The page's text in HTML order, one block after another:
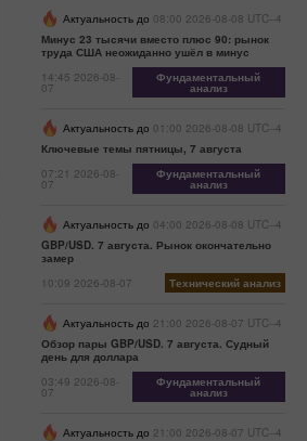
Актуальность до 08:00 2026-08-08 UTC--4
Минус 23 тысячи вместо плюс 90: рынок
труда США неожиданно ушёл в минус
14:45 2026-08-
07
Фундаментальный
анализ
Актуальность до 01:00 2026-08-08 UTC--4
Ключевые темы пятницы, 7 августа
07:21 2026-08-
07
Фундаментальный
анализ
Актуальность до 04:00 2026-08-08 UTC--4
GBP/USD. 7 августа. Рынок окончательно
замер
10:09 2026-08-07
Технический анализ
Актуальность до 21:00 2026-08-07 UTC--4
Обзор пары GBP/USD. 7 августа. Судный
день для доллара
03:49 2026-08-
07
Фундаментальный
анализ
Актуальность до 21:00 2026-08-07 UTC--4